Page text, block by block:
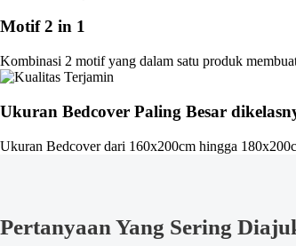
Motif 2 in 1
Kombinasi 2 motif yang dalam satu produk
Ukuran Bedcover Paling Besar
Ukuran Bedcover dari 160x200cm hingga
Pertanyaan Yang Sering